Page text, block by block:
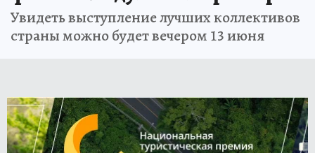
Увидеть выступление лучших коллективов
страны можно будет вечером 13 июня